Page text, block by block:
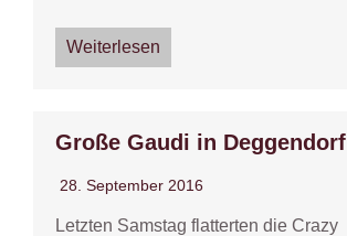
Weiterlesen
Große Gaudi in Deggendorf
28. September 2016
Letzten Samstag flatterten die Crazy